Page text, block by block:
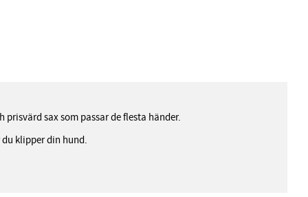
sax som passar de flesta händer.
klipper din hund.